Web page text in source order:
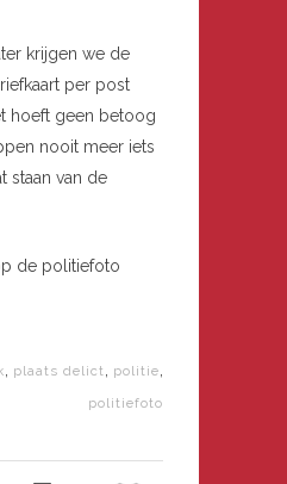
krijgen we de
per post
hoeft geen betoog
nooit meer iets
staan van de
de politiefoto
plaats delict politie
politiefoto